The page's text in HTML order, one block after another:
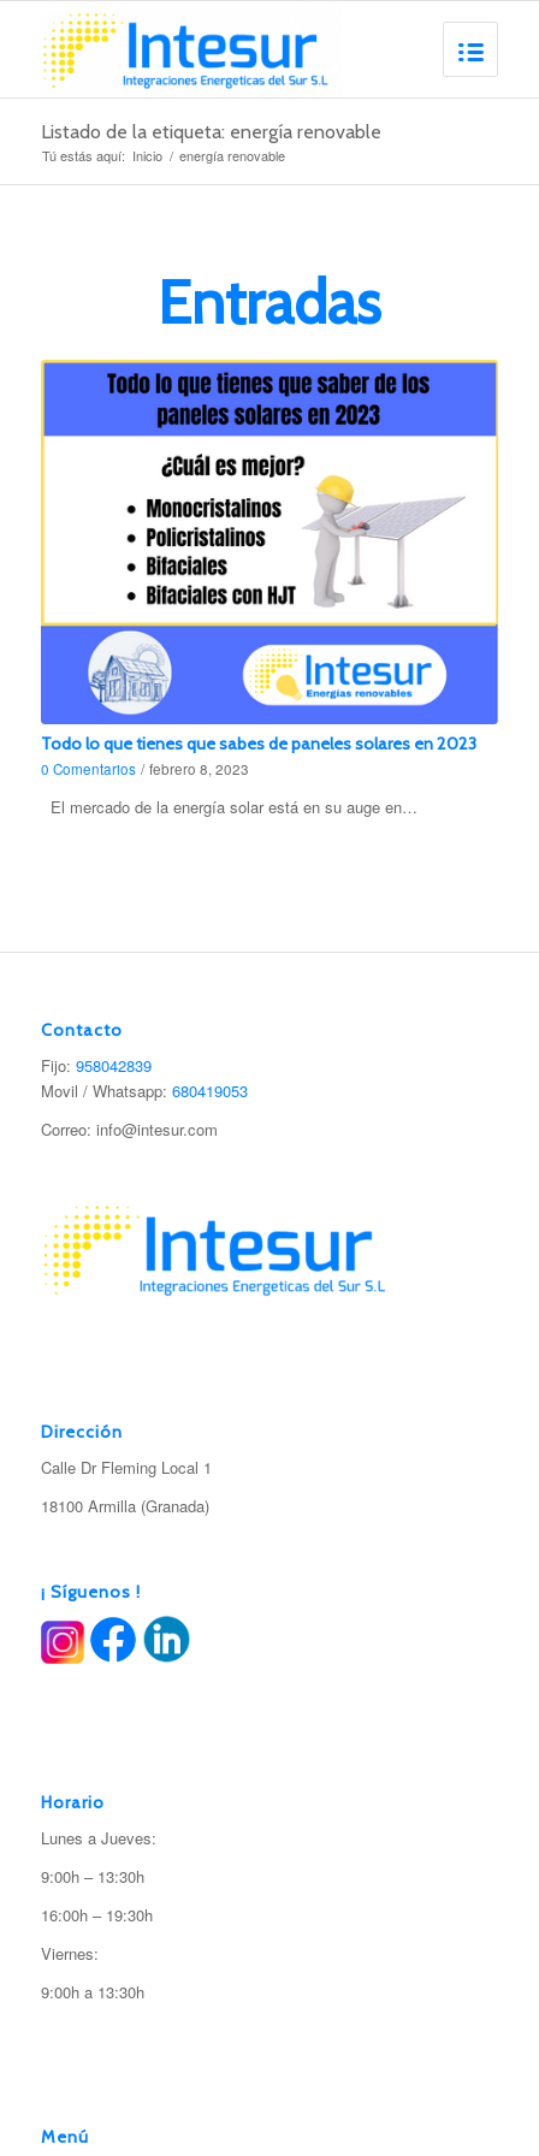
Listado de la etiqueta: energía renovable
Tú estás aquí: Inicio / energía renovable
Entradas
Todo lo que tienes que sabes de paneles solares en 2023
0 Comentarios / febrero 8, 2023
El mercado de la energía solar está en su auge en…
Contacto
Fijo: 958042839
Movil / Whatsapp: 680419053
Correo: info@intesur.com
Dirección
Calle Dr Fleming Local 1
18100 Armilla (Granada)
¡ Síguenos !
Horario
Lunes a Jueves:
9:00h – 13:30h
16:00h – 19:30h
Viernes:
9:00h a 13:30h
Menú